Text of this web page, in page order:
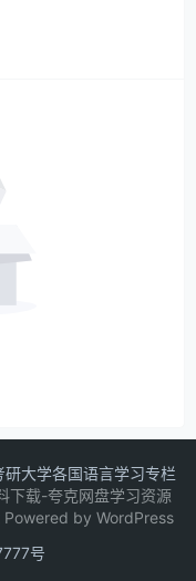
研大学各国语言学习专栏
载-夸克网盘学习资源
Powered by WordPress
号